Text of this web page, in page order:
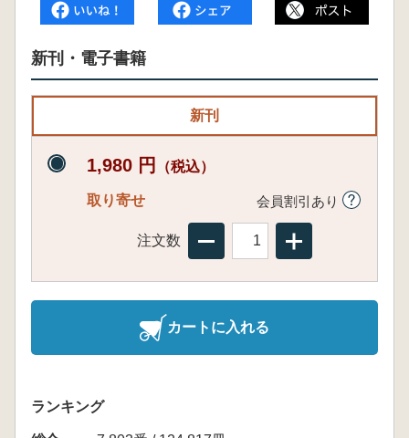
新刊・電子書籍
新刊
1,980 円 （税込）
取り寄せ 会員割引あり
注文数
カートに入れる
ランキング